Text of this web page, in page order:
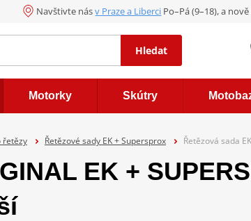
Navštivte násv Praze a Liberci Po–Pá (9–18), a
Hledat
Motorky Skútry
řetězy Řetězové sady EK + Supersprox Řetězová sada
EK +